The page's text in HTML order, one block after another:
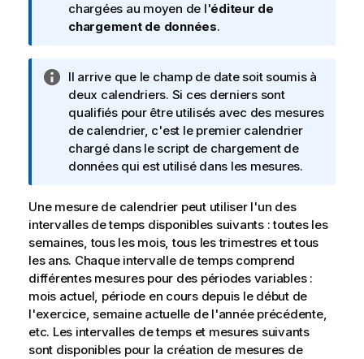
r
m
i
o
n
s
chargées au moyen de l'éditeur de
chargement de données.
N
o
t
e
I
n
o
r
m
a
t
i
o
n
s
Il arrive que le champ de date soit soumis à
deux calendriers. Si ces derniers sont
qualifiés pour être utilisés avec des mesures
de calendrier, c'est le premier calendrier
chargé dans le script de chargement de
données qui est utilisé dans les mesures.
Une mesure de calendrier peut utiliser l'un des
intervalles de temps disponibles suivants : toutes les
semaines, tous les mois, tous les trimestres et tous
les ans. Chaque intervalle de temps comprend
différentes mesures pour des périodes variables :
mois actuel, période en cours depuis le début de
l'exercice, semaine actuelle de l'année précédente,
etc. Les intervalles de temps et mesures suivants
sont disponibles pour la création de mesures de